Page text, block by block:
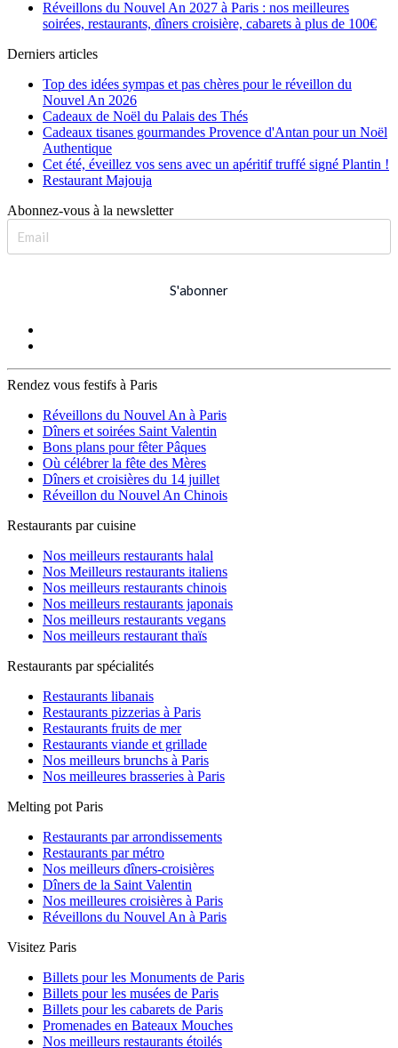
Réveillons du Nouvel An 2027 à Paris : nos meilleures
soirées, restaurants, dîners croisière, cabarets à plus de 100€
Derniers articles
Top des idées sympas et pas chères pour le réveillon du
Nouvel An 2026
Cadeaux de Noël du Palais des Thés
Cadeaux tisanes gourmandes Provence d'Antan pour un Noël
Authentique
Cet été, éveillez vos sens avec un apéritif truffé signé Plantin !
Restaurant Majouja
Abonnez-vous à la newsletter
S'abonner
Rendez vous festifs à Paris
Réveillons du Nouvel An à Paris
Dîners et soirées Saint Valentin
Bons plans pour fêter Pâques
Où célébrer la fête des Mères
Dîners et croisières du 14 juillet
Réveillon du Nouvel An Chinois
Restaurants par cuisine
Nos meilleurs restaurants halal
Nos Meilleurs restaurants italiens
Nos meilleurs restaurants chinois
Nos meilleurs restaurants japonais
Nos meilleurs restaurants vegans
Nos meilleurs restaurant thaïs
Restaurants par spécialités
Restaurants libanais
Restaurants pizzerias à Paris
Restaurants fruits de mer
Restaurants viande et grillade
Nos meilleurs brunchs à Paris
Nos meilleures brasseries à Paris
Melting pot Paris
Restaurants par arrondissements
Restaurants par métro
Nos meilleurs dîners-croisières
Dîners de la Saint Valentin
Nos meilleures croisières à Paris
Réveillons du Nouvel An à Paris
Visitez Paris
Billets pour les Monuments de Paris
Billets pour les musées de Paris
Billets pour les cabarets de Paris
Promenades en Bateaux Mouches
Nos meilleurs restaurants étoilés